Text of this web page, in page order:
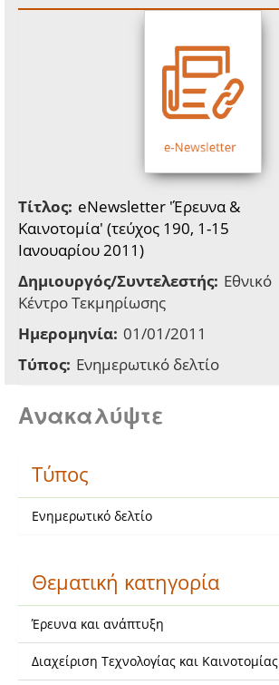
Τίτλος: eNewsletter 'Έρευνα &
Καινοτομία' (τεύχος 190, 1-15
Ιανουαρίου 2011)
Δημιουργός/Συντελεστής: Εθνικό
Κέντρο Τεκμηρίωσης
Ημερομηνία: 01/01/2011
Τύπος: Ενημερωτικό δελτίο
Ανακαλύψτε
Τύπος
Ενημερωτικό δελτίο
Θεματική κατηγορία
Έρευνα και ανάπτυξη
Διαχείριση Τεχνολογίας και Καινοτομίας